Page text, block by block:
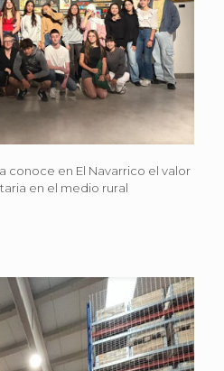
conoce en El Navarrico el valor
en el medio rural